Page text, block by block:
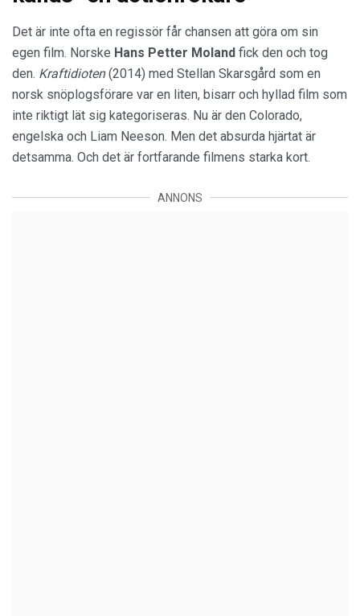
Det är inte ofta en regissör får chansen att göra om sin
egen film. Norske Hans Petter Moland fick den och tog
den. Kraftidioten(2014) med Stellan Skarsgård som en
norsk snöplogsförare var en liten, bisarr och hyllad film som
inte riktigt lät sig kategoriseras. Nu är den Colorado,
engelska och Liam Neeson. Men det absurda hjärtat är
detsamma. Och det är fortfarande filmens starka kort.
ANNONS